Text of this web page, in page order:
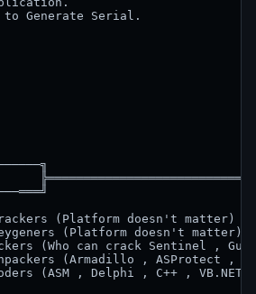
to Generate Serial.
(Platform doesn't
(Platform doesn't
(Who can crack Sentinel ,
(Armadillo , ASProtect ,
(ASM , Delphi , C++ ,